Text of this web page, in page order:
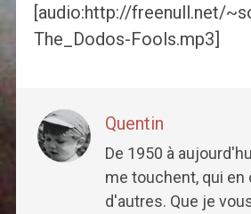
[audio:http://freenull.net/
The_Dodos-Fools.mp3]
Quentin
De 1950 à
me touchent, qui en
d'autres. Que je